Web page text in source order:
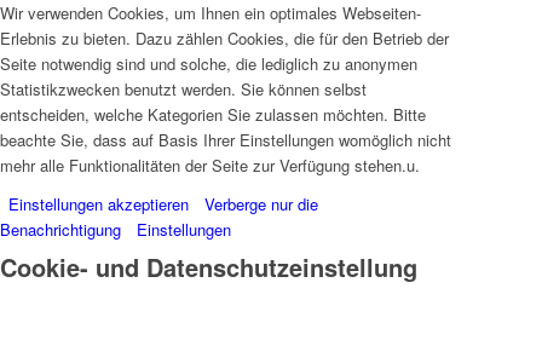
Wir verwenden Cookies, um Ihnen ein optimales Webseiten-
Erlebnis zu bieten. Dazu zählen Cookies, die für den Betrieb der
Seite notwendig sind und solche, die lediglich zu anonymen
Statistikzwecken benutzt werden. Sie können selbst
entscheiden, welche Kategorien Sie zulassen möchten. Bitte
beachte Sie, dass auf Basis Ihrer Einstellungen womöglich nicht
mehr alle Funktionalitäten der Seite zur Verfügung stehen.u.
Einstellungen akzeptieren
Verberge nur die
Benachrichtigung
Einstellungen
Cookie- und Datenschutzeinstellung